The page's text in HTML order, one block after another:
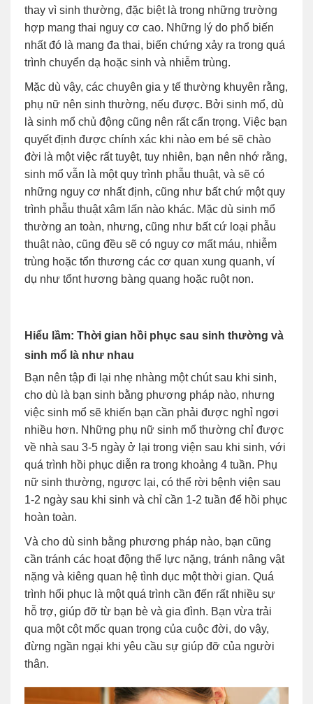
thay vì sinh thường, đặc biệt là trong những trường
hợp mang thai nguy cơ cao. Những lý do phổ biến
nhất đó là mang đa thai, biến chứng xảy ra trong quá
trình chuyển dạ hoặc sinh và nhiễm trùng.
Mặc dù vậy, các chuyên gia y tế thường khuyên rằng,
phụ nữ nên sinh thường, nếu được. Bởi sinh mổ, dù
là sinh mổ chủ động cũng nên rất cẩn trọng. Việc bạn
quyết định được chính xác khi nào em bé sẽ chào
đời là một việc rất tuyệt, tuy nhiên, bạn nên nhớ rằng,
sinh mổ vẫn là một quy trình phẫu thuật, và sẽ có
những nguy cơ nhất định, cũng như bất chứ một quy
trình phẫu thuật xâm lấn nào khác. Mặc dù sinh mổ
thường an toàn, nhưng, cũng như bất cứ loại phẫu
thuật nào, cũng đều sẽ có nguy cơ mất máu, nhiễm
trùng hoặc tổn thương các cơ quan xung quanh, ví
dụ như tổnt hương bàng quang hoặc ruột non.
Hiểu lầm: Thời gian hồi phục sau sinh thường và
sinh mổ là như nhau
Bạn nên tập đi lại nhẹ nhàng một chút sau khi sinh,
cho dù là bạn sinh bằng phương pháp nào, nhưng
việc sinh mổ sẽ khiến bạn cần phải được nghỉ ngơi
nhiều hơn. Những phụ nữ sinh mổ thường chỉ được
về nhà sau 3-5 ngày ở lại trong viện sau khi sinh, với
quá trình hồi phục diễn ra trong khoảng 4 tuần. Phụ
nữ sinh thường, ngược lại, có thể rời bệnh viện sau
1-2 ngày sau khi sinh và chỉ cần 1-2 tuần để hồi phục
hoàn toàn.
Và cho dù sinh bằng phương pháp nào, bạn cũng
cần tránh các hoạt động thể lực nặng, tránh nâng vật
nặng và kiêng quan hệ tình dục một thời gian. Quá
trình hổi phục là một quá trình cần đến rất nhiều sự
hỗ trợ, giúp đỡ từ bạn bè và gia đình. Bạn vừa trải
qua một cột mốc quan trọng của cuộc đời, do vậy,
đừng ngần ngại khi yêu cầu sự giúp đỡ của người
thân.